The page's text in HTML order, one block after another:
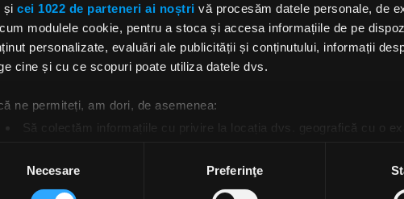
și cei 1022 de parteneri ai noștri vă procesăm datele personale, de
modulele cookie, pentru a stoca și accesa informațiile de pe
personalizate, evaluări ale publicității și conținutului, informații
cine și cu ce scopuri poate utiliza datele dvs.
ne permiteți, am dori, de asemenea:
Să colectăm informațiile cu privire la locația dvs. geografică cu o
mai multe informații despre procesarea datelor dvs. personale și
puteți modifica sau retrage oricând acordul din Declarația despre
Necesare Preferinţe
prima dată live într-un concert noua piesă a trupei,
premieră la „Morning Glory”.
Despre concert, dar și despre procesul de
exclusiv pentru rockfm.ro. Biletele sunt disponibile
a plăcut în largul mării, între valuri, departe de